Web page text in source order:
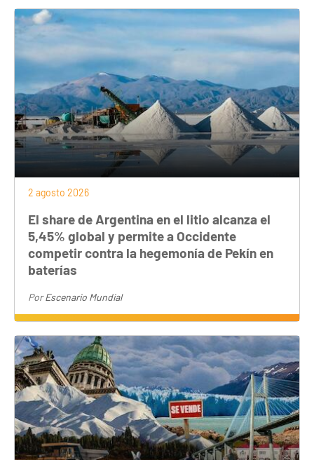
2 agosto 2026
El share de Argentina en el litio alcanza el
5,45% global y permite a Occidente
competir contra la hegemonía de Pekín en
baterías
PorEscenario Mundial